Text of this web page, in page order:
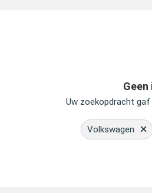
Uw zoekopdracht
Volkswagen